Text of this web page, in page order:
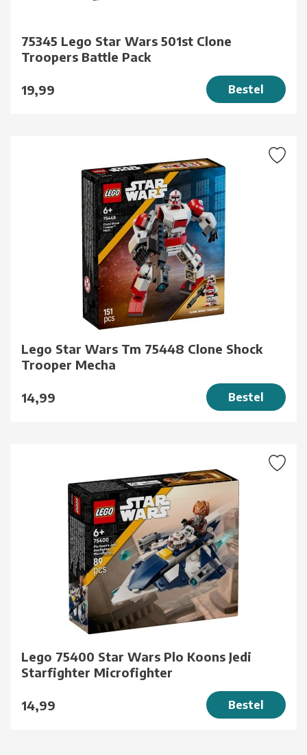
75345 Lego Star Wars 501st Clone
Troopers Battle Pack
19,99 Bestel
Lego Star Wars Tm 75448 Clone Shock
Trooper Mecha
14,99 Bestel
Lego 75400 Star Wars Plo Koons Jedi
Starfighter Microfighter
14,99 Bestel